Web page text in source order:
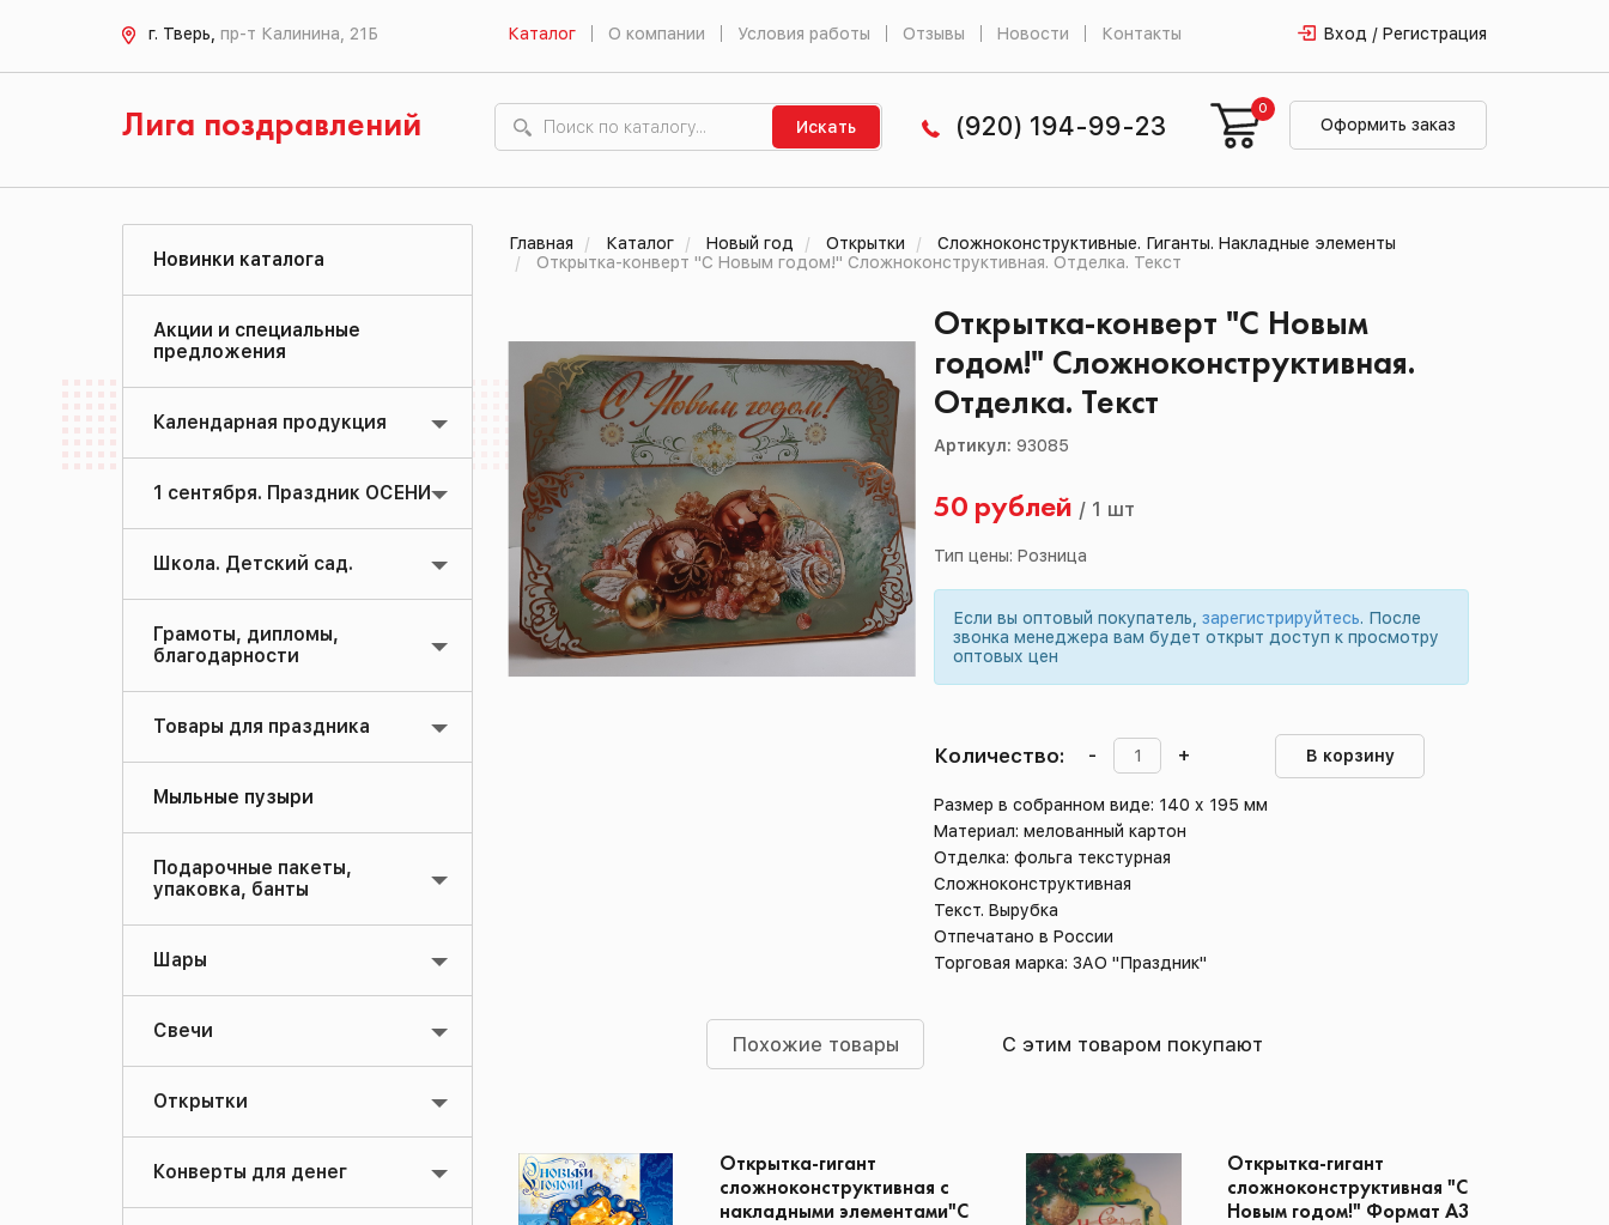
г. Тверь, пр-т Калинина, 21Б Каталог О компании Условия работы Отзывы Новости Контакты Вход / Регистрация
Лига поздравлений Искать (920) 194-99-23 Оформить заказ
0
Новинки каталога
Акции и специальные
предложения
Календарная продукция
1 сентября. Праздник ОСЕНИ
Школа. Детский сад.
Грамоты, дипломы,
благодарности
Товары для праздника
Мыльные пузыри
Подарочные пакеты,
упаковка, банты
Шары
Свечи
Открытки
Конверты для денег
Главная Каталог Новый год Открытки
Сложноконструктивные. Гиганты. Накладные элементы
Открытка-конверт "С Новым годом!" Сложноконструктивная. Отделка. Текст
Открытка-конверт "С Новым
годом!" Сложноконструктивная.
Отделка. Текст
Артикул:93085
50 рублей / 1 шт
Тип цены: Розница
Если вы оптовый покупатель,зарегистрируйтесь. После
звонка менеджера вам будет открыт доступ к просмотру
оптовых цен
Количество: - + В корзину
Размер в собранном виде: 140 х 195 мм
Материал: мелованный картон
Отделка: фольга текстурная
Сложноконструктивная
Текст. Вырубка
Отпечатано в России
Торговая марка: ЗАО "Праздник"
Похожие товары С этим товаром покупают
Открытка-гигант
сложноконструктивная с
накладными элементами"С
Открытка-гигант
сложноконструктивная "С
Новым годом!" Формат А3